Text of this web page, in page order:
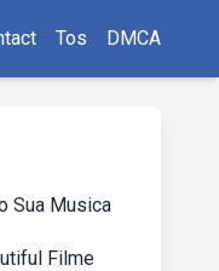
Tos DMCA
Sua Musica
Filme